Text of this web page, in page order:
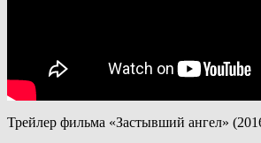
Трейлер фильма «Застывший ангел»